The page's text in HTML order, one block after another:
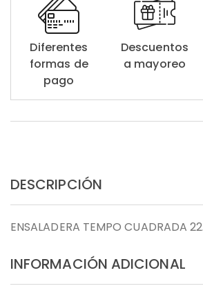
Diferentes
formas de
pago
Descuentos
a mayoreo
DESCRIPCIÓN
ENSALADERA TEMPO CUADRADA
INFORMACIÓN ADICIONAL